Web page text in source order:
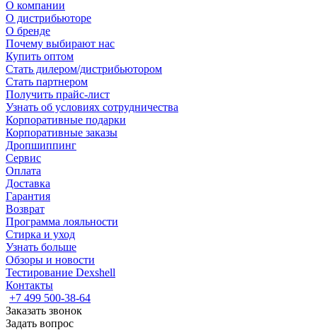
О компании
О дистрибьюторе
О бренде
Почему выбирают нас
Купить оптом
Стать дилером/дистрибьютором
Стать партнером
Получить прайс-лист
Узнать об условиях сотрудничества
Корпоративные подарки
Корпоративные заказы
Дропшиппинг
Сервис
Оплата
Доставка
Гарантия
Возврат
Программа лояльности
Стирка и уход
Узнать больше
Обзоры и новости
Тестирование Dexshell
Контакты
+7 499 500-38-64
Заказать звонок
Задать вопрос